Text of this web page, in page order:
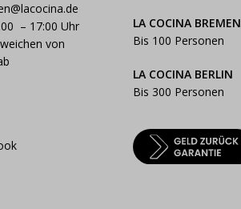
– 17:00 Uhr
von
LA COCINA BREMEN
Bis 100 Personen
LA COCINA BERLIN
Bis 300 Personen